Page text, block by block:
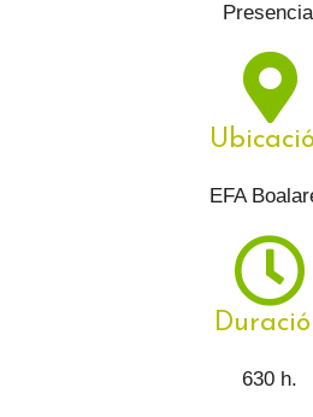
Presencial
EFA
630 h.